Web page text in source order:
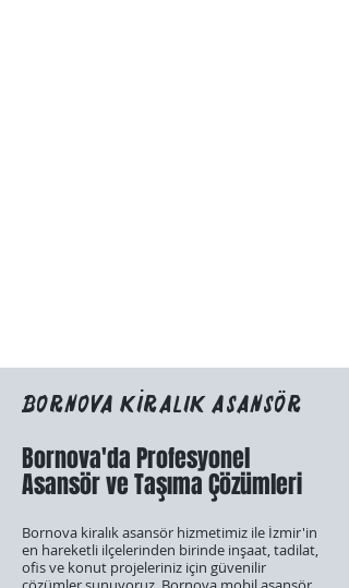
Bornova Kiralık Asansör
Bornova'da Profesyonel
Asansör ve Taşıma Çözümleri
Bornova kiralık asansör hizmetimiz ile İzmir'in
en hareketli ilçelerinden birinde inşaat, tadilat,
ofis ve konut projeleriniz için güvenilir